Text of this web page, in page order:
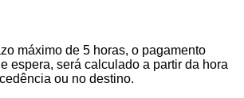
máximo de 5 horas, o pagamento
espera, será calculado a partir da hora
ou no destino.